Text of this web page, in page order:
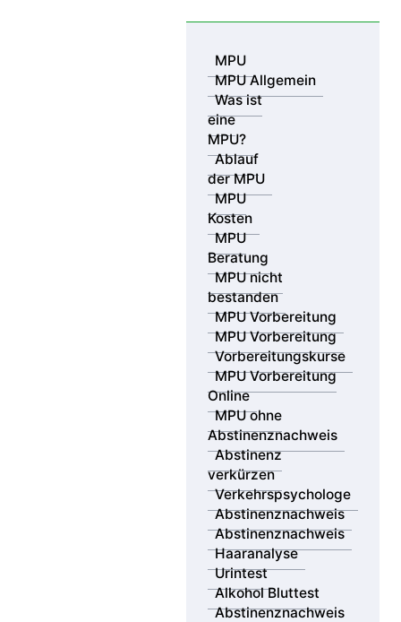
MPU
MPU Allgemein
Was ist
eine
MPU?
Ablauf
der MPU
MPU
Kosten
MPU
Beratung
MPU nicht
bestanden
MPU Vorbereitung
MPU Vorbereitung
Vorbereitungskurse
MPU Vorbereitung
Online
MPU ohne
Abstinenznachweis
Abstinenz
verkürzen
Verkehrspsychologe
Abstinenznachweis
Abstinenznachweis
Haaranalyse
Urintest
Alkohol Bluttest
Abstinenznachweis